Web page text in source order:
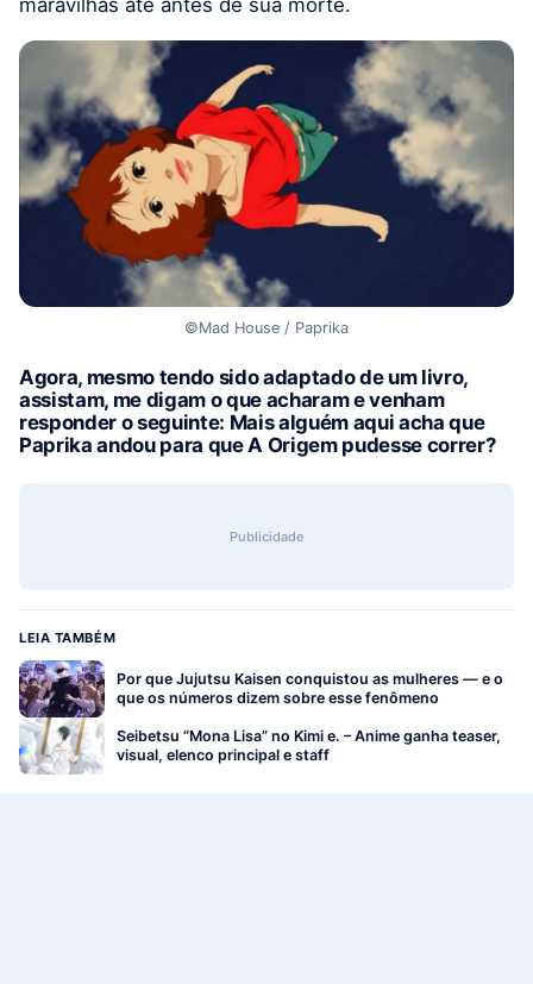
©Mad House / Paprika
Agora, mesmo tendo sido adaptado de um livro,
assistam, me digam o que acharam e venham
responder o seguinte: Mais alguém aqui acha que
Paprika andou para que A Origem pudesse correr?
Publicidade
LEIA TAMBÉM
Por que Jujutsu Kaisen conquistou as mulheres — e o
que os números dizem sobre esse fenômeno
Seibetsu “Mona Lisa” no Kimi e. – Anime ganha teaser,
visual, elenco principal e staff